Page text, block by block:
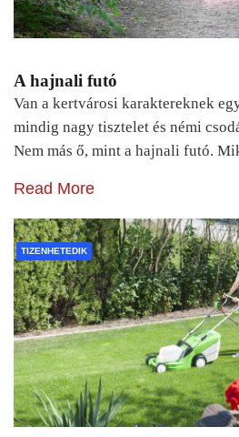
A hajnali futó
Van a kertvárosi karaktereknek
mindig nagy tisztelet és némi
Nem más ő, mint a hajnali futó.
Read More
TIZENHETEDIK